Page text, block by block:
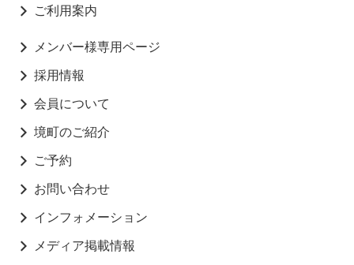
ご利用案内
メンバー様専用ページ
採用情報
会員について
境町のご紹介
ご予約
お問い合わせ
インフォメーション
メディア掲載情報